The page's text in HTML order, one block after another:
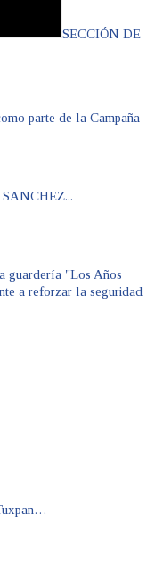
SECCIÓN DE
parte de la Campaña
guardería "Los Años
a reforzar la seguridad